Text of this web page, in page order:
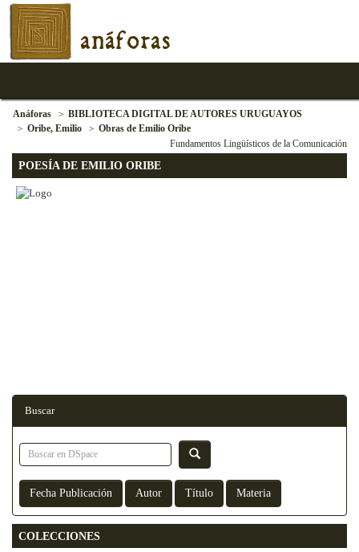
anáforas
Anáforas
BIBLIOTECA DIGITAL DE AUTORES URUGUAYOS
Oribe, Emilio
Obras de Emilio Oribe
Fundamentos Lingüísticos de la Comunicación
POESÍA DE EMILIO ORIBE
Buscar
COLECCIONES